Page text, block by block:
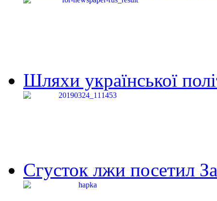
Шляхи української
Сгусток лжи посетил